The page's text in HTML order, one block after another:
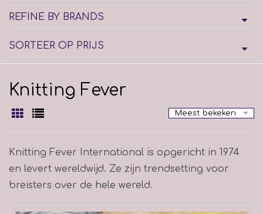
REFINE BY BRANDS
SORTEER OP PRIJS
Knitting Fever
Meest bekeken
Knitting Fever International is opgericht in 1974
en levert wereldwijd. Ze zijn trendsetting voor
breisters over de hele wereld.